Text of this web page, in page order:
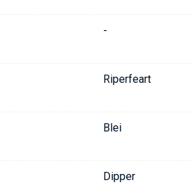
-
Riperfeart
Blei
Dipper